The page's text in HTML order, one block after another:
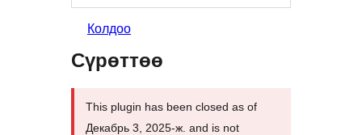
Колдоо
Сүрөттөө
This plugin has been closed as of
Декабрь 3, 2025-ж. and is not